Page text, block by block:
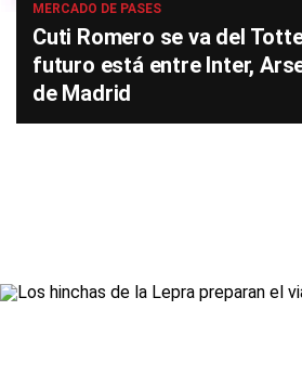
MERCADO DE PASES
Cuti Romero se va del
futuro está entre Inter,
de Madrid